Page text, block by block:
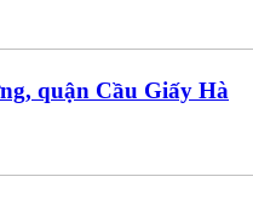
quận Cầu Giấy Hà